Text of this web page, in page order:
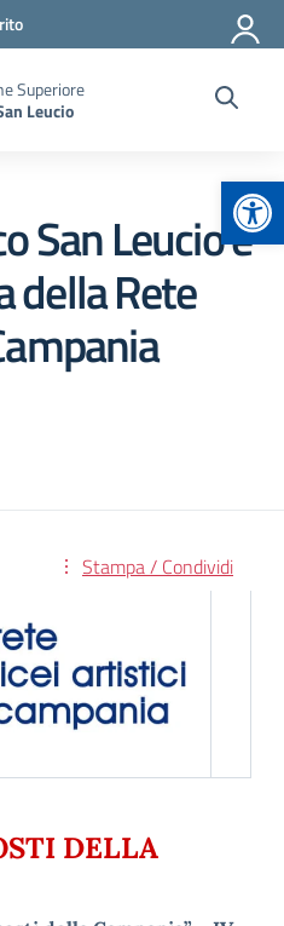
Superiore
Leucio
San Leucio è
della Rete
Stampa / Condividi
DELLA